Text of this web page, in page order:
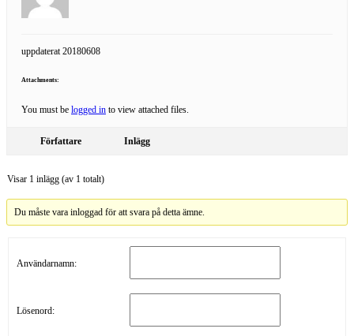
uppdaterat 20180608
Attachments:
You must be logged in to view attached files.
Författare Inlägg
Visar 1 inlägg (av 1 totalt)
Du måste vara inloggad för att svara på detta ämne.
Användarnamn:
Lösenord: